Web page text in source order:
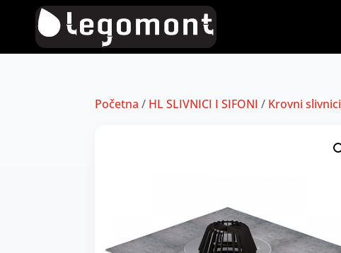
Početna / HL SLIVNICI I SIFONI / Krovni slivnici